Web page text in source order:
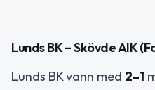
Lunds BK – Skövde AIK
Lunds BK vann med 2–1